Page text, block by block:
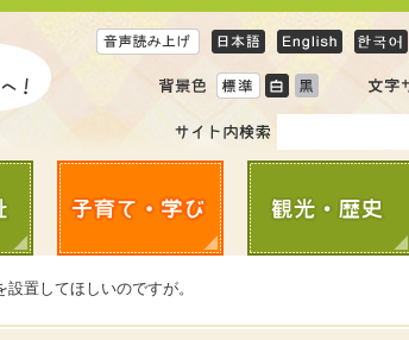
置してほしいのですが。